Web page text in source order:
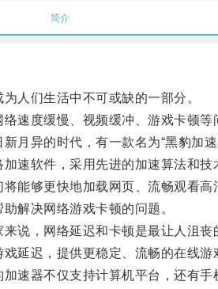
简介
们生活中不可或缺的一部分。
度缓慢、视频缓冲、游戏卡顿等
异的时代，有一款名为“黑豹加速
软件，采用先进的加速算法和技
够更快地加载网页、流畅观看高
决网络游戏卡顿的问题。
，网络延迟和卡顿是最让人沮丧
迟，提供更稳定、流畅的在线游
器不仅支持计算机平台，还有手